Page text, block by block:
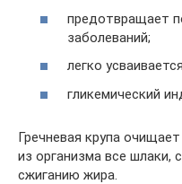
предотвращает
заболеваний;
легко
гликемический
Гречневая крупа
из организма все шлаки,
сжиганию жира.